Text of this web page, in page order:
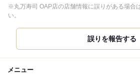
※丸万寿司 OAP店の店舗情報に誤りがある場合
い。
誤りを報告する
メニュー